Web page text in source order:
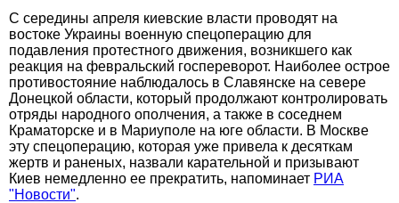
С середины апреля киевские власти проводят на
востоке Украины военную спецоперацию для
подавления протестного движения, возникшего как
реакция на февральский госпереворот. Наиболее острое
противостояние наблюдалось в Славянске на севере
Донецкой области, который продолжают контролировать
отряды народного ополчения, а также в соседнем
Краматорске и в Мариуполе на юге области. В Москве
эту спецоперацию, которая уже привела к десяткам
жертв и раненых, назвали карательной и призывают
Киев немедленно ее прекратить, напоминает РИА
"Новости".